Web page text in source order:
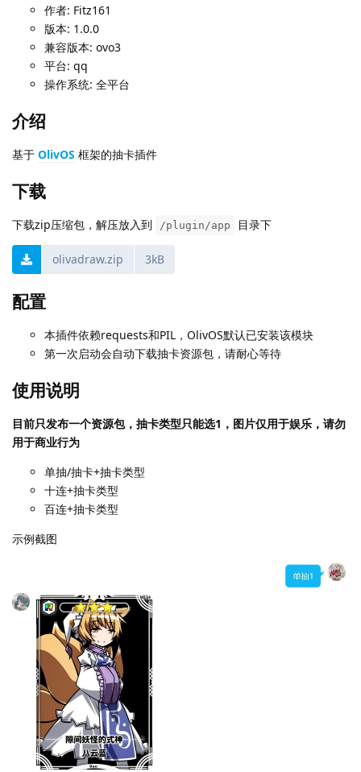
作者: Fitz161
版本: 1.0.0
兼容版本: ovo3
平台: qq
操作系统: 全平台
介绍
基于 OlivOS 框架的抽卡插件
下载
下载zip压缩包，解压放入到 /plugin/app 目录下
olivadraw.zip 3kB
配置
本插件依赖requests和PIL，OlivOS默认已安装该模块
第一次启动会自动下载抽卡资源包，请耐心等待
使用说明
目前只发布一个资源包，抽卡类型只能选1，图片仅用于娱乐，请勿
用于商业行为
单抽/抽卡+抽卡类型
十连+抽卡类型
百连+抽卡类型
示例截图